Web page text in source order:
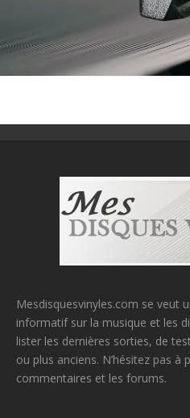
Mesdisquesvinyles.com se veut
informatif sur la musique et les
lister les dernières sorties, de
ou plus anciens. N’hésitez pas à
commentaires et les forums.